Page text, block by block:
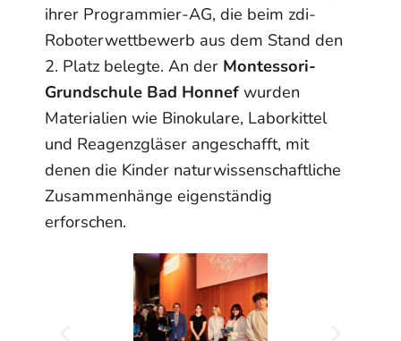
ihrer Programmier-AG, die beim zdi-
Roboterwettbewerb aus dem Stand den
2. Platz belegte. An der Montessori-
Grundschule Bad Honnef wurden
Materialien wie Binokulare, Laborkittel
und Reagenzgläser angeschafft, mit
denen die Kinder naturwissenschaftliche
Zusammenhänge eigenständig
erforschen.